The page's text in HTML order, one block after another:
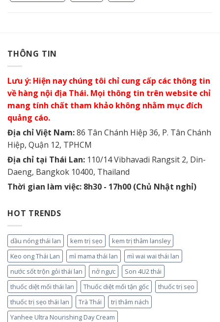
THÔNG TIN
Lưu ý: Hiện nay chúng tôi chỉ cung cấp các thông tin
về hàng nội địa Thái. Mọi thông tin trên website chỉ
mang tính chất tham khảo không nhằm mục đích
quảng cáo.
Địa chỉ Việt Nam:86 Tân Chánh Hiệp 36, P. Tân Chánh
Hiệp, Quận 12, TPHCM
Địa chỉ tại Thái Lan: 110/14 Vibhavadi Rangsit 2, Din-
Daeng, Bangkok 10400, Thailand
Thời gian làm việc: 8h30 - 17h00 (Chủ Nhật nghỉ)
HOT TRENDS
dầu nóng thái lan kem trị sẹo
kem trị thâm lansley
Keo ong Thái Lan
mì mama thái lan
mì wai wai thái lan
nước sốt trộn gỏi thái lan
nở ngực
Son 4U2 thái
thuốc diệt mối thái lan
Thuốc diệt mối tận gốc
thuốc trị sẹo
thuốc trị sẹo thái lan
Trà Thái
trị thâm nách
Yanhee Ultra Nourishing Day Cream